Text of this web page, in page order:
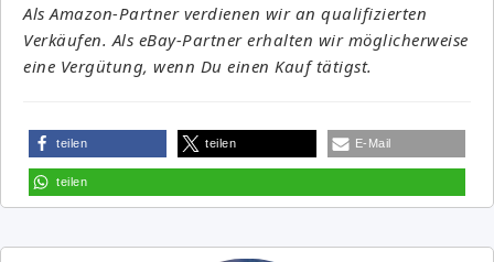
Als Amazon-Partner verdienen wir an qualifizierten
Verkäufen. Als eBay-Partner erhalten wir möglicherweise
eine Vergütung, wenn Du einen Kauf tätigst.
teilen teilen E-Mail
teilen